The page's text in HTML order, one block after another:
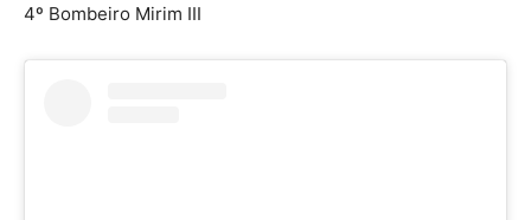
4º Bombeiro Mirim III